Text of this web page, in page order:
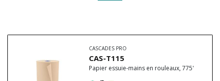
CASCADES PRO
CAS-T115
Papier essuie-mains en rouleaux, 775'